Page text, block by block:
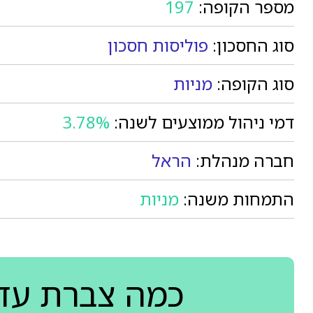
מספר הקופה: 197
סוג החסכון: פוליסות חסכון
סוג הקופה: מניות
דמי ניהול ממוצעים לשנה: 3.78%
חברה מנהלת: הראל
התמחות משנה: מניות
כמה צברת